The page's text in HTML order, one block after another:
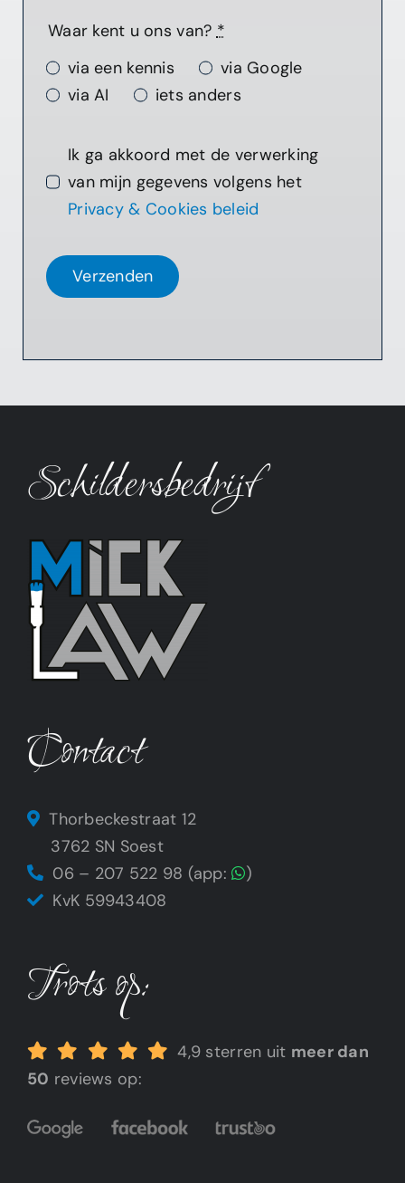
Waar kent u ons van? *
via een kennis
via Google
via AI
iets anders
Ik ga akkoord met de verwerking
van mijn gegevens volgens het
Privacy & Cookies beleid
Verzenden
Schildersbedrijf
Contact
Thorbeckestraat 12
3762 SN Soest
06 – 207 522 98 (app:
)
KvK 59943408
Trots op:
4,9 sterren uit meer dan
50 reviews op: